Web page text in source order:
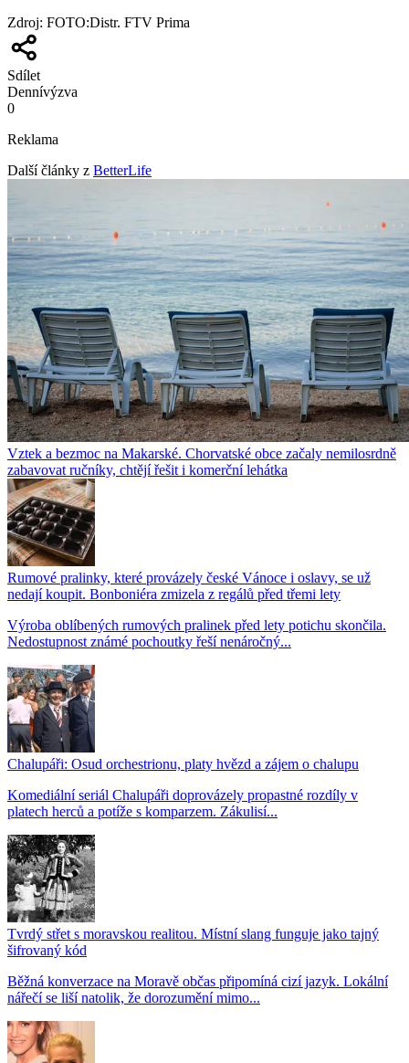
Zdroj: FOTO:Distr. FTV Prima
Sdílet
Dennívýzva
0
Reklama
Další články z BetterLife
Vztek a bezmoc na Makarské. Chorvatské obce začaly nemilosrdně
zabavovat ručníky, chtějí řešit i komerční lehátka
Rumové pralinky, které provázely české Vánoce i oslavy, se už
nedají koupit. Bonboniéra zmizela z regálů před třemi lety
Výroba oblíbených rumových pralinek před lety potichu skončila.
Nedostupnost známé pochoutky řeší nenáročný...
Chalupáři: Osud orchestrionu, platy hvězd a zájem o chalupu
Komediální seriál Chalupáři doprovázely propastné rozdíly v
platech herců a potíže s komparzem. Zákulisí...
Tvrdý střet s moravskou realitou. Místní slang funguje jako tajný
šifrovaný kód
Běžná konverzace na Moravě občas připomíná cizí jazyk. Lokální
nářečí se liší natolik, že dorozumění mimo...